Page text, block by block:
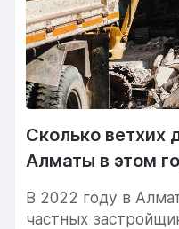
Сколько ветхих
Алматы в этом
В 2022 году в
частных